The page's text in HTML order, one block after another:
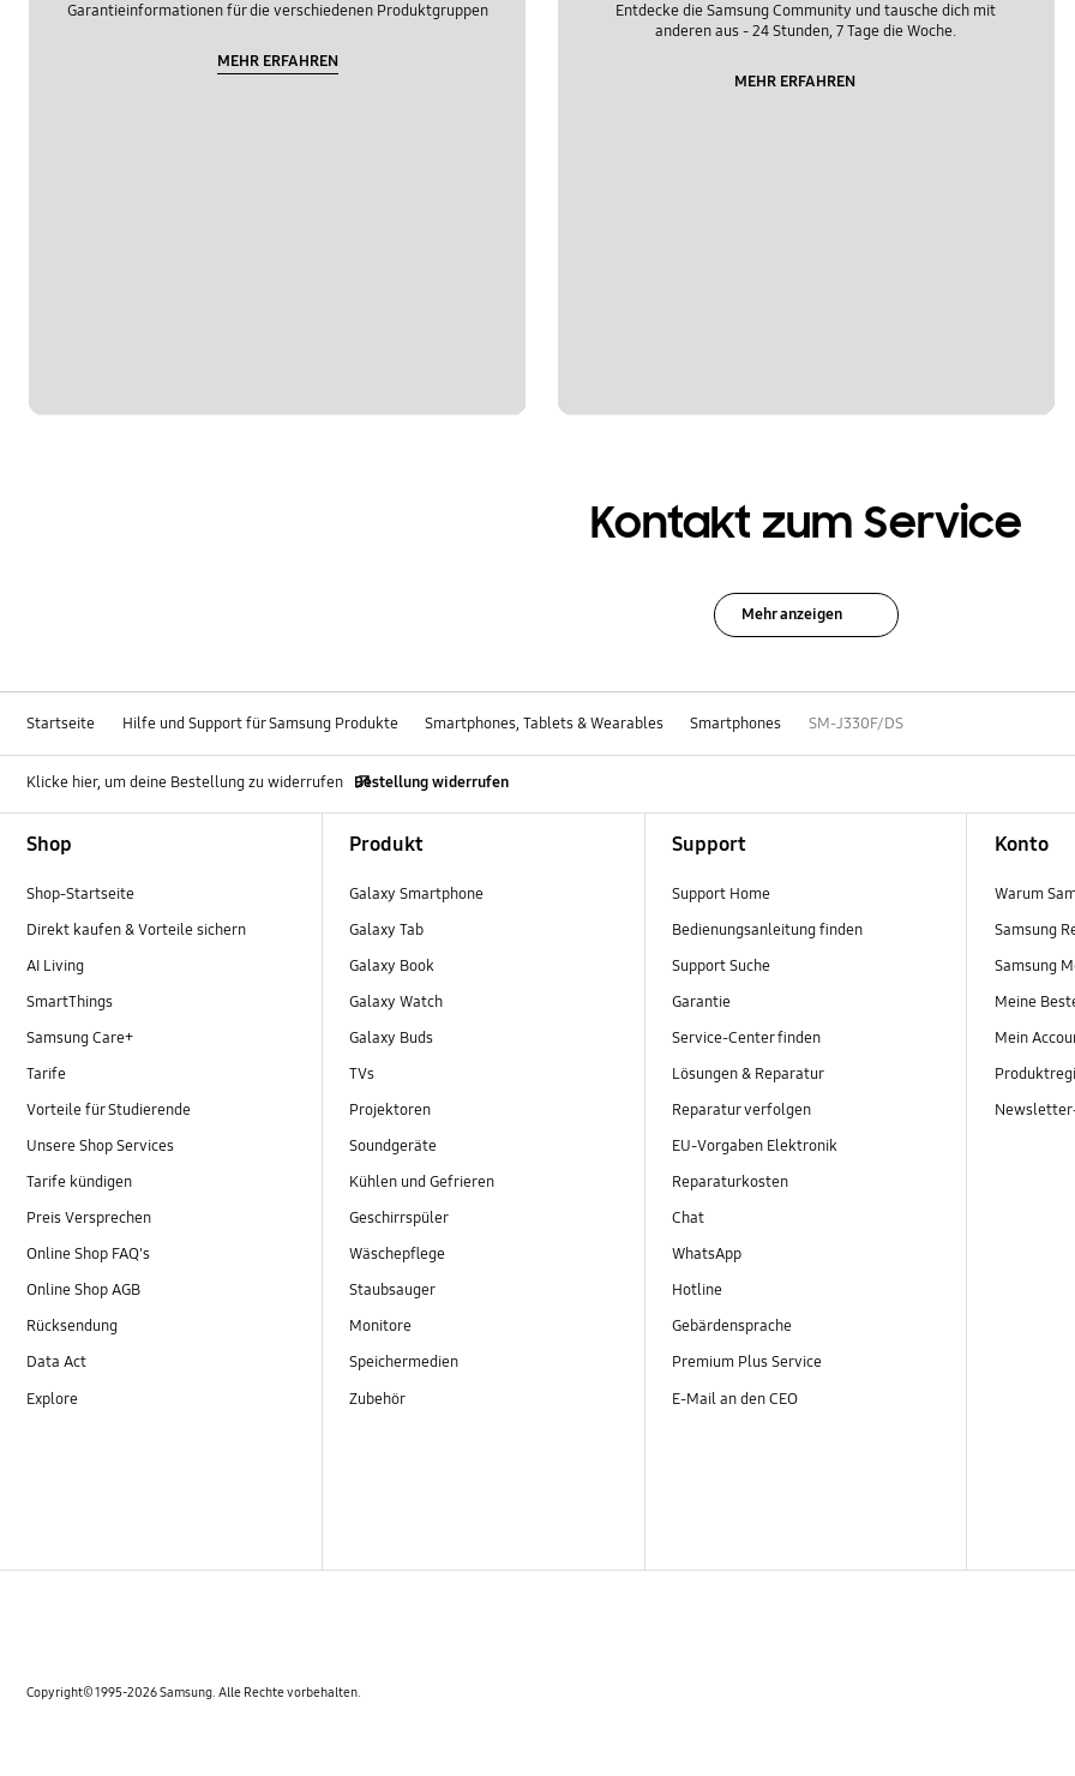
Garantieinformationen für die verschiedenen Produktgruppen
MEHR ERFAHREN
Entdecke die Samsung Community und tausche dich mit
anderen aus - 24 Stunden, 7 Tage die Woche.
MEHR ERFAHREN
Kontakt zum Service
Mehr anzeigen
Startseite Hilfe und Support für Samsung Produkte Smartphones, Tablets & Wearables Smartphones SM-J330F/DS
Klicke hier, um deine Bestellung zu widerrufen Bestellung widerrufen
Shop
Shop-Startseite
Direkt kaufen & Vorteile sichern
AI Living
SmartThings
Samsung Care+
Tarife
Vorteile für Studierende
Unsere Shop Services
Tarife kündigen
Preis Versprechen
Online Shop FAQ's
Online Shop AGB
Rücksendung
Data Act
Explore
Produkt
Galaxy Smartphone
Galaxy Tab
Galaxy Book
Galaxy Watch
Galaxy Buds
TVs
Projektoren
Soundgeräte
Kühlen und Gefrieren
Geschirrspüler
Wäschepflege
Staubsauger
Monitore
Speichermedien
Zubehör
Support
Support Home
Bedienungsanleitung finden
Support Suche
Garantie
Service-Center finden
Lösungen & Reparatur
Reparatur verfolgen
EU-Vorgaben Elektronik
Reparaturkosten
Chat
WhatsApp
Hotline
Gebärdensprache
Premium Plus Service
E-Mail an den CEO
Konto
Warum
Samsung
Samsung
Meine
Mein
Copyright© 1995-2026 Samsung. Alle Rechte vorbehalten.